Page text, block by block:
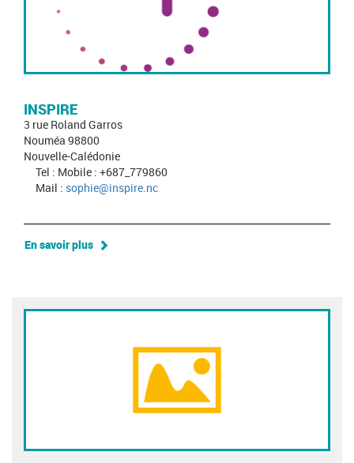
INSPIRE
3 rue Roland Garros
Nouméa 98800
Nouvelle-Calédonie
Tel : Mobile : +687_779860
Mail : sophie@inspire.nc
En savoir plus